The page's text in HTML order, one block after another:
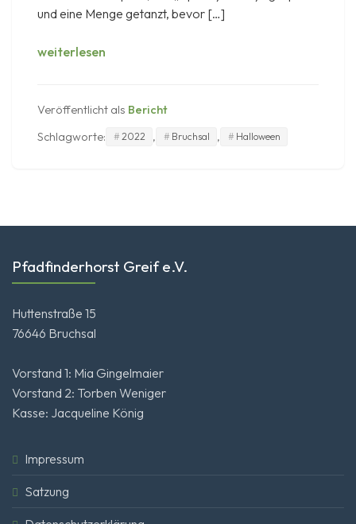
und eine Menge getanzt, bevor […]
weiterlesen
Veröffentlicht als Bericht
Schlagworte:
2022 , Bruchsal , Halloween
Pfadfinderhorst Greif e.V.
Huttenstraße 15
76646 Bruchsal
Vorstand 1: Mia Gingelmaier
Vorstand 2: Torben Weniger
Kasse: Jacqueline König
Impressum
Satzung